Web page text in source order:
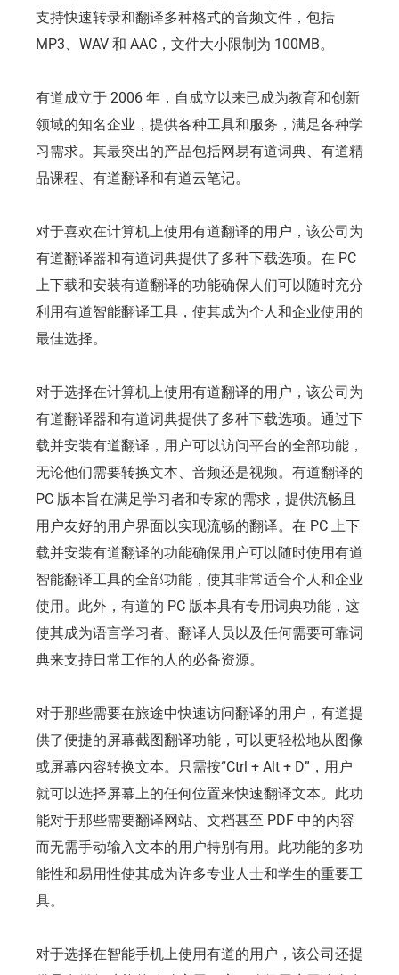
支持快速转录和翻译多种格式的音频文件，包括
MP3、WAV 和 AAC，文件大小限制为 100MB。
有道成立于 2006 年，自成立以来已成为教育和创新
领域的知名企业，提供各种工具和服务，满足各种学
习需求。其最突出的产品包括网易有道词典、有道精
品课程、有道翻译和有道云笔记。
对于喜欢在计算机上使用有道翻译的用户，该公司为
有道翻译器和有道词典提供了多种下载选项。在 PC
上下载和安装有道翻译的功能确保人们可以随时充分
利用有道智能翻译工具，使其成为个人和企业使用的
最佳选择。
对于选择在计算机上使用有道翻译的用户，该公司为
有道翻译器和有道词典提供了多种下载选项。通过下
载并安装有道翻译，用户可以访问平台的全部功能，
无论他们需要转换文本、音频还是视频。有道翻译的
PC 版本旨在满足学习者和专家的需求，提供流畅且
用户友好的用户界面以实现流畅的翻译。在 PC 上下
载并安装有道翻译的功能确保用户可以随时使用有道
智能翻译工具的全部功能，使其非常适合个人和企业
使用。此外，有道的 PC 版本具有专用词典功能，这
使其成为语言学习者、翻译人员以及任何需要可靠词
典来支持日常工作的人的必备资源。
对于那些需要在旅途中快速访问翻译的用户，有道提
供了便捷的屏幕截图翻译功能，可以更轻松地从图像
或屏幕内容转换文本。只需按“Ctrl + Alt + D”，用户
就可以选择屏幕上的任何位置来快速翻译文本。此功
能对于那些需要翻译网站、文档甚至 PDF 中的内容
而无需手动输入文本的用户特别有用。此功能的多功
能性和易用性使其成为许多专业人士和学生的重要工
具。
对于选择在智能手机上使用有道的用户，该公司还提